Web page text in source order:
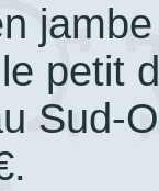
petit
Sud-